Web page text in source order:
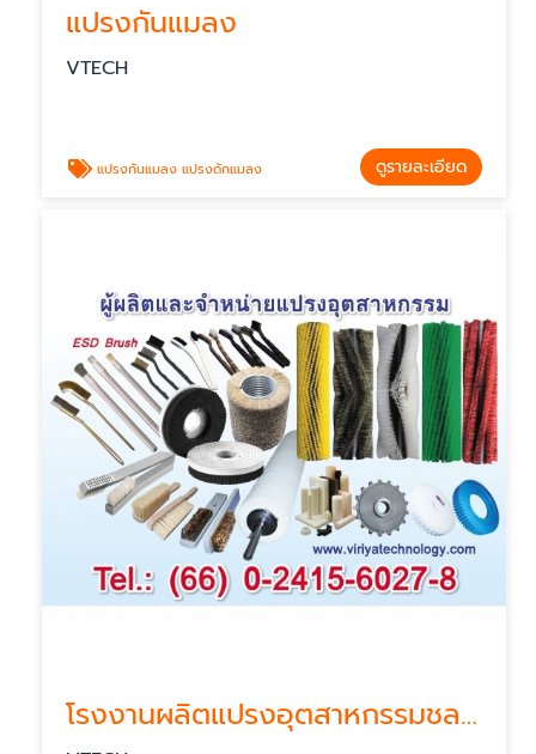
แปรงกันแมลง
VTECH
แปรงกันแมลง แปรงดักแมลง ดูรายละเอียด
โรงงานผลิตแปรงอุตสาหกรรมชลบุรี